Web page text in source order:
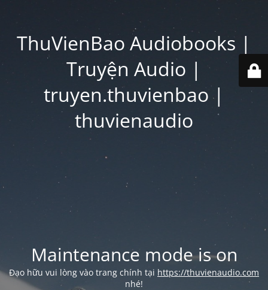
ThuVienBao Audiobooks |
Truyện Audio |
truyen.thuvienbao |
thuvienaudio
Maintenance mode is on
Đạo hữu vui lòng vào trang chính tại https://thuvienaudio.com
nhé!